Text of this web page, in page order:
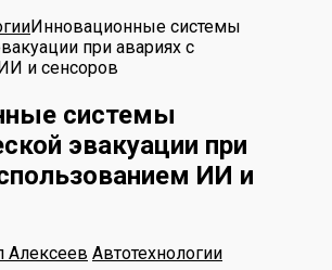
Инновационные системы
при авариях с
и сенсоров
системы
эвакуации при
ИИ и
Алексеев Автотехнологии